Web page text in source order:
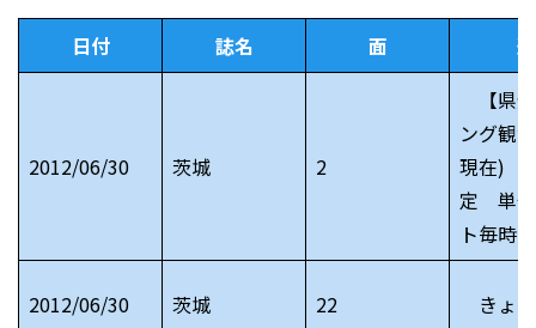
日付 誌名 面
2012/06/30 茨城 2
【県
ング観
現在) ※
定 単位
ト毎時
2012/06/30 茨城 22 きょ